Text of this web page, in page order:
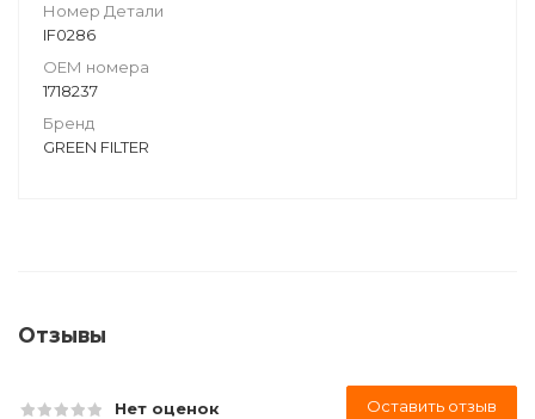
Номер Детали
IF0286
ОЕМ номера
1718237
Бренд
GREEN FILTER
Отзывы
Нет оценок Оставить отзыв